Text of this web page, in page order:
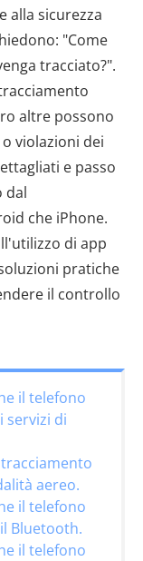
alla sicurezza
"Come
tracciato?".
altre possono
violazioni dei
e passo
dal
che iPhone.
di app
pratiche
il controllo
il telefono
servizi di
aereo.
il telefono
Bluetooth.
il telefono